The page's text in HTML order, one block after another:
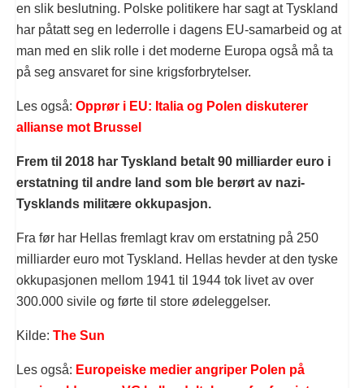
en slik beslutning. Polske politikere har sagt at Tyskland
har påtatt seg en lederrolle i dagens EU-samarbeid og at
man med en slik rolle i det moderne Europa også må ta
på seg ansvaret for sine krigsforbrytelser.
Les også: Opprør i EU: Italia og Polen diskuterer
allianse mot Brussel
Frem til 2018 har Tyskland betalt 90 milliarder euro i
erstatning til andre land som ble berørt av nazi-
Tysklands militære okkupasjon.
Fra før har Hellas fremlagt krav om erstatning på 250
milliarder euro mot Tyskland. Hellas hevder at den tyske
okkupasjonen mellom 1941 til 1944 tok livet av over
300.000 sivile og førte til store ødeleggelser.
Kilde: The Sun
Les også: Europeiske medier angriper Polen på